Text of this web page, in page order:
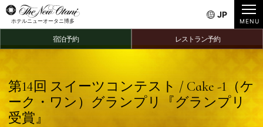
ホテルニューオータニ博多
JP
宿泊予約 レストラン予約
第14回 スイーツコンテスト / Cake -1（ケ
ーク・ワン）グランプリ『グランプリ
受賞』